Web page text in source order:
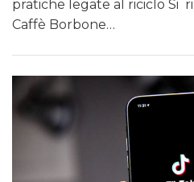
pratiche legate al riciclo Si
Caffè Borbone…